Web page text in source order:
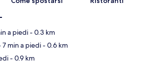
a piedi- 0.3 km
7 min a piedi- 0.6 km
- 0.9 km